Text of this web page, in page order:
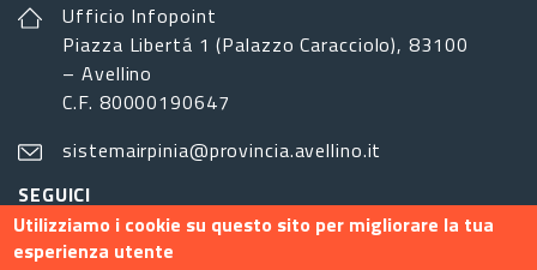
Ufficio Infopoint
Piazza Libertá 1 (Palazzo Caracciolo), 83100
– Avellino
C.F. 80000190647
sistemairpinia@provincia.avellino.it
SEGUICI
Utilizziamo i cookie su questo sito per migliorare la tua
esperienza utente